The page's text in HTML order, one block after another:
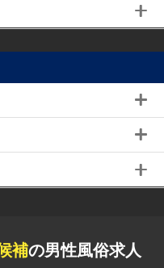
補の男性風俗求人